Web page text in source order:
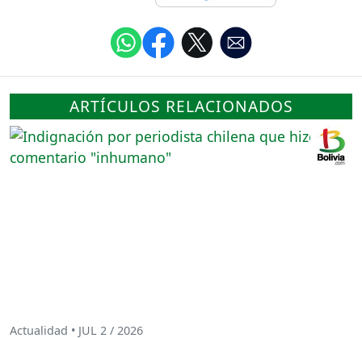
ARTÍCULOS RELACIONADOS
Actualidad • JUL 2 / 2026